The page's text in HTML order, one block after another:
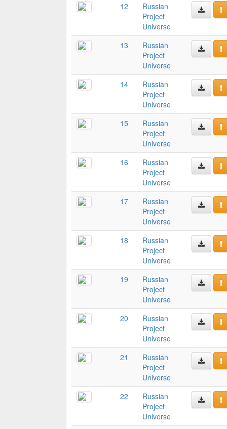
12
Russian
Project
Universe
13
Russian
Project
Universe
14
Russian
Project
Universe
15
Russian
Project
Universe
16
Russian
Project
Universe
17
Russian
Project
Universe
18
Russian
Project
Universe
19
Russian
Project
Universe
20
Russian
Project
Universe
21
Russian
Project
Universe
22
Russian
Project
Universe